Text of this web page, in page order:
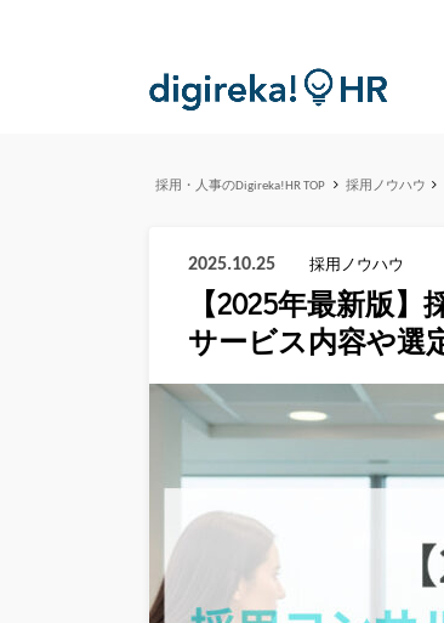
採用・人事のDigireka!HR TOP 採用ノウハウ
2025.10.25 採用ノウハウ
【2025年最新版
サービス内容や選